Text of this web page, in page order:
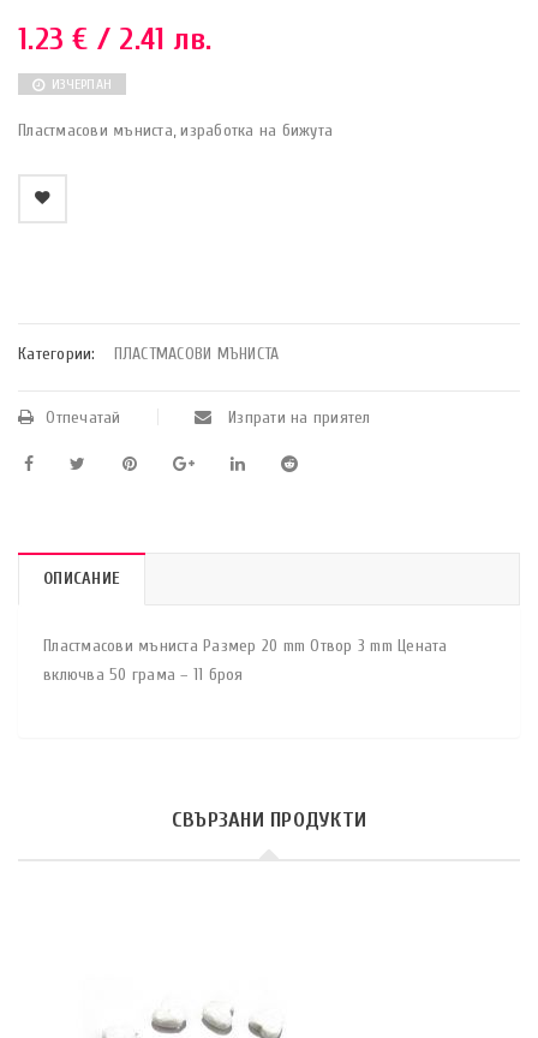
1.23€ / 2.41 лв.
ИЗЧЕРПАН
Пластмасови мъниста, изработка на бижута
Категории: ПЛАСТМАСОВИ МЪНИСТА
Отпечатай Изпрати на приятел
ОПИСАНИЕ
Пластмасови мъниста Размер 20 mm Отвор 3 mm Цената
включва 50 грама – 11 броя
СВЪРЗАНИ ПРОДУКТИ